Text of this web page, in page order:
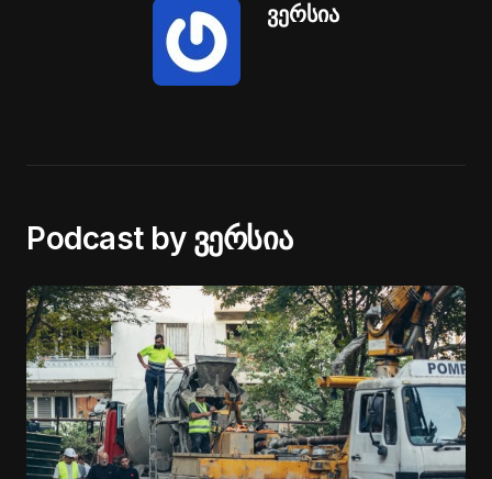
ვერსია
Podcast by ვერსია